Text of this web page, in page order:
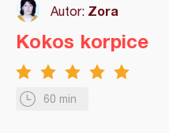
Autor: Zora
60 min
Kokos korpice